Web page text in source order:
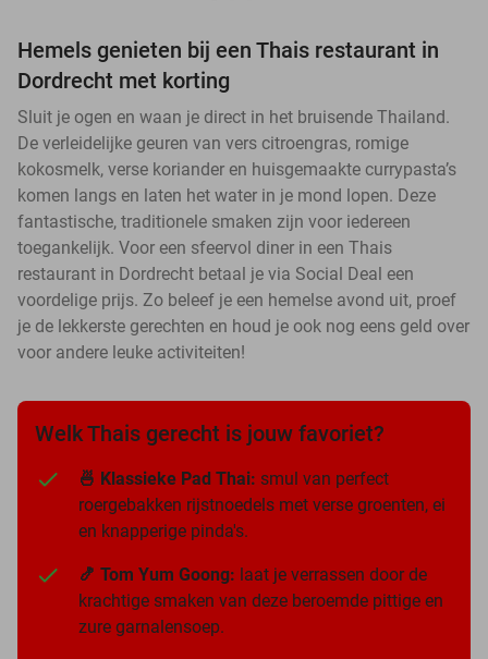
Hemels genieten bij een Thais restaurant in
Dordrecht met korting
Sluit je ogen en waan je direct in het bruisende Thailand.
De verleidelijke geuren van vers citroengras, romige
kokosmelk, verse koriander en huisgemaakte currypasta’s
komen langs en laten het water in je mond lopen. Deze
fantastische, traditionele smaken zijn voor iedereen
toegankelijk. Voor een sfeervol diner in een Thais
restaurant in Dordrecht betaal je via Social Deal een
voordelige prijs. Zo beleef je een hemelse avond uit, proef
je de lekkerste gerechten en houd je ook nog eens geld over
voor andere leuke activiteiten!
Welk Thais gerecht is jouw favoriet?
🍜 Klassieke Pad Thai: smul van perfect
roergebakken rijstnoedels met verse groenten, ei
en knapperige pinda's.
🍤 Tom Yum Goong: laat je verrassen door de
krachtige smaken van deze beroemde pittige en
zure garnalensoep.